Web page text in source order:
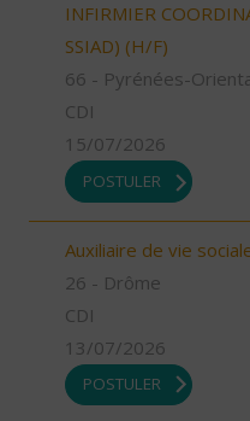
INFIRMIER
SSIAD) (H/F)
66 - Pyrénées-
CDI
15/07/2026
POSTULER
Auxiliaire de vie
26 - Drôme
CDI
13/07/2026
POSTULER